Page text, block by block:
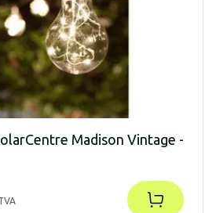
Madison Vintage -